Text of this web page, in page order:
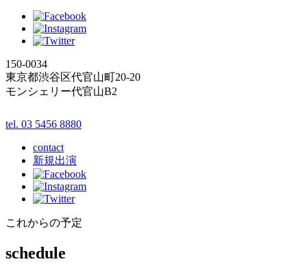
150-0034
東京都渋谷区代官山町20-20
モンシェリー代官山B2
tel. 03 5456 8880
contact
新規出演
これからの予定
schedule